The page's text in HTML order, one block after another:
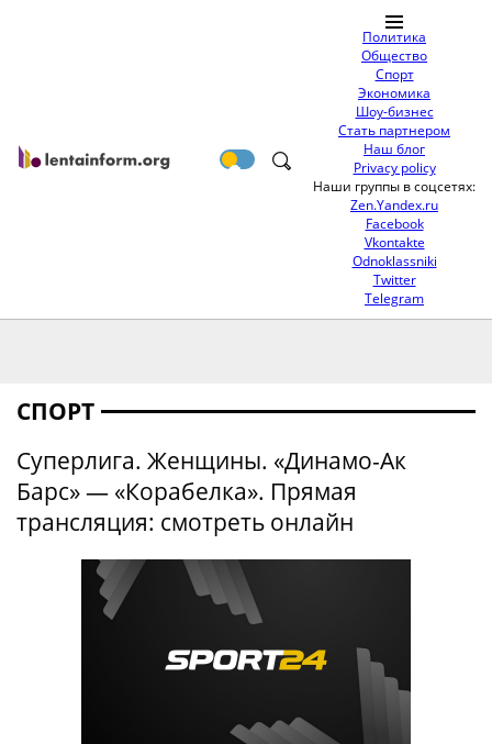
Политика
Общество
Спорт
Экономика
Шоу-бизнес
Стать партнером
Наш блог
Privacy policy
Наши группы в соцсетях:
Zen.Yandex.ru
Facebook
Vkontakte
Odnoklassniki
Twitter
Telegram
СПОРТ
Суперлига. Женщины. «Динамо-Ак
Барс» — «Корабелка». Прямая
трансляция: смотреть онлайн